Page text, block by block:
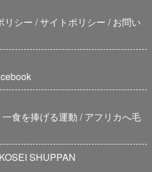
リシー サイトポリシー
お問い
一食を捧げる運動
アフリカへ毛
SHUPPAN